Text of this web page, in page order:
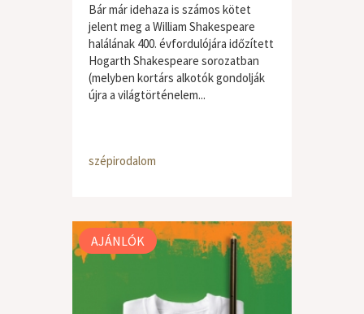
Bár már idehaza is számos kötet
jelent meg a William Shakespeare
halálának 400. évfordulójára időzített
Hogarth Shakespeare sorozatban
(melyben kortárs alkotók gondolják
újra a világtörténelem...
szépirodalom
AJÁNLÓK